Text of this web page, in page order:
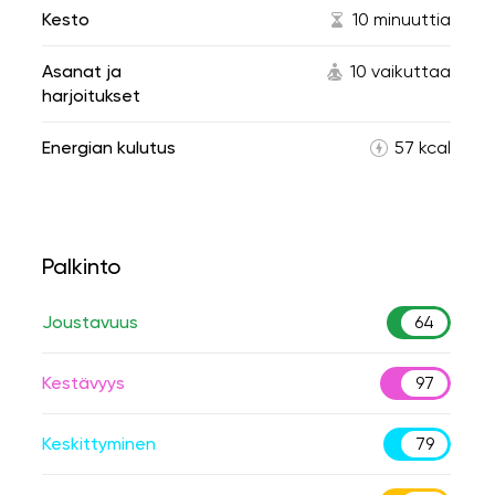
Kesto 10 minuuttia
Asanat ja
harjoitukset
10 vaikuttaa
Energian kulutus 57 kcal
Palkinto
Joustavuus 64
Kestävyys 97
Keskittyminen 79